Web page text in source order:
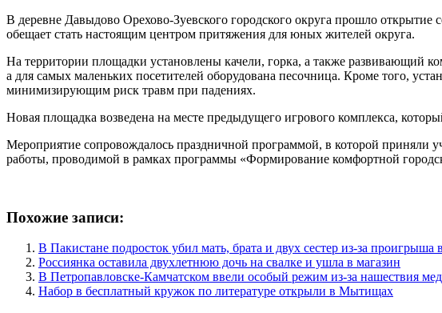
В деревне Давыдово Орехово-Зуевского городского округа прошло
обещает стать настоящим центром притяжения для юных жителей округа.
На территории площадки установлены качели, горка, а также развивающий
а для самых маленьких посетителей оборудована песочница. Кроме того,
минимизирующим риск травм при падениях.
Новая площадка возведена на месте предыдущего игрового комплекса,
Мероприятие сопровождалось праздничной программой, в которой приняли
работы, проводимой в рамках программы «Формирование комфортной
Похожие записи:
В Пакистане подросток убил мать, брата и двух сестер из-за проигрыша
Россиянка оставила двухлетнюю дочь на свалке и ушла в магазин
В Петропавловске-Камчатском ввели особый режим из-за нашествия
Набор в бесплатный кружок по литературе открыли в Мытищах